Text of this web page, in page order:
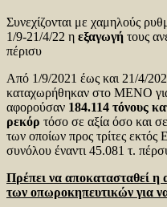
Συνεχίζονται με χαμηλούς
1/9-21/4/22 η εξαγωγή τους
πέρισυ
Από 1/9/2021 έως και 21/4/
καταχωρήθηκαν στο ΜΕΝΟ
αφορούσαν 184.114 τόνους
ρεκόρ τόσο σε αξία όσο και
των οποίων προς τρίτες
συνόλου έναντι 45.081 τ.
Πρέπει να αποκατασταθεί η
των οπωροκηπευτικών για